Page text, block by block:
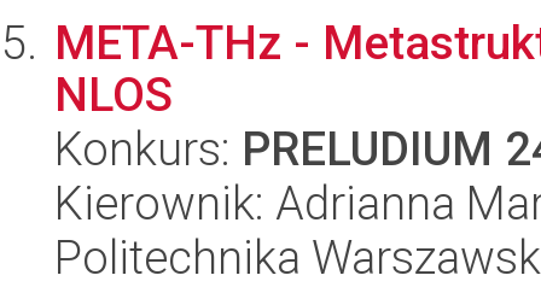
META-THz -
NLOS
Konkurs: PRELUDIUM
Kierownik: Adrianna
Politechnika